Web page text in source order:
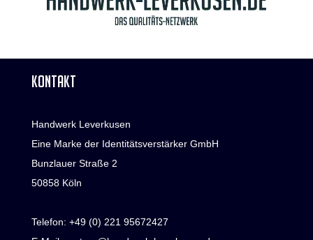
KONTAKT
Handwerk Leverkusen
Eine Marke der Identitätsverstärker GmbH
Bunzlauer Straße 2
50858 Köln
Telefon: +49 (0) 221 95672427